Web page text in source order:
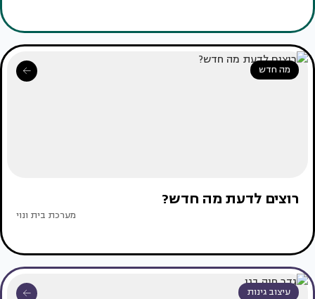
מה חדש
רוצים לדעת מה חדש?
מערכת בית ונוי
עיצוב גינות